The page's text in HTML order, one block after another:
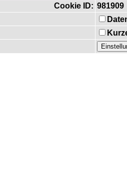
Cookie ID: 981909